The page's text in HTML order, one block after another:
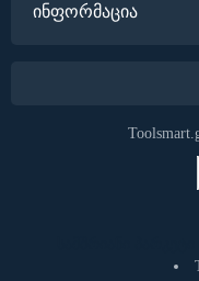
ინფორმაცია